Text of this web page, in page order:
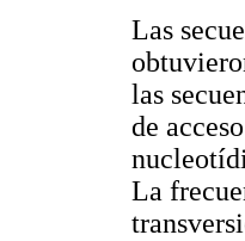
Las
las
de
La